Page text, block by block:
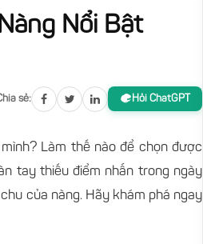
Nổi Bật
sẻ: Hỏi ChatGPT
Làm thế nào để chọn được
tay thiếu điểm nhấn trong ngày
của nàng. Hãy khám phá ngay